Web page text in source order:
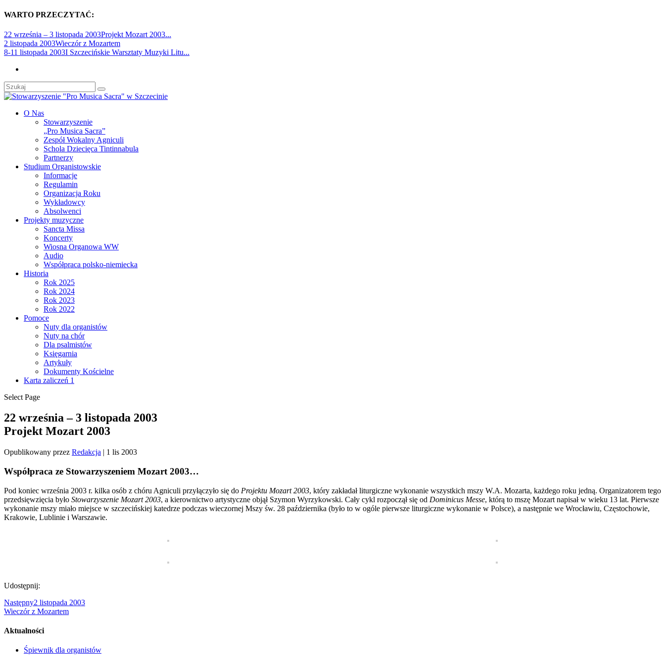
WARTO PRZECZYTAĆ:
22 września – 3 listopada 2003Projekt Mozart 2003...
2 listopada 2003Wieczór z Mozartem
8-11 listopada 2003I Szczecińskie Warsztaty Muzyki Litu...
O Nas
Stowarzyszenie
„Pro Musica Sacra”
Zespół Wokalny Agniculi
Schola Dziecięca Tintinnabula
Partnerzy
Studium Organistowskie
Informacje
Regulamin
Organizacja Roku
Wykładowcy
Absolwenci
Projekty muzyczne
Sancta Missa
Koncerty
Wiosna Organowa WW
Audio
Współpraca polsko-niemiecka
Historia
Rok 2025
Rok 2024
Rok 2023
Rok 2022
Pomoce
Nuty dla organistów
Nuty na chór
Dla psalmistów
Księgarnia
Artykuły
Dokumenty Kościelne
Karta zaliczeń 1
Select Page
22 września – 3 listopada 2003
Projekt Mozart 2003
Opublikowany przez Redakcja | 1 lis 2003
Współpraca ze Stowarzyszeniem Mozart 2003…
Pod koniec września 2003 r. kilka osób z chóru Agniculi przyłączyło się do Projektu Mozart 2003, który zakładał liturgiczne wykonanie wszystkich mszy W.A. Mozarta, każdego roku jedną. Organizatorem tego
przedsięwzięcia było Stowarzyszenie Mozart 2003, a kierownictwo artystyczne objął Szymon Wyrzykowski. Cały cykl rozpoczął się od Dominicus Messe, którą to mszę Mozart napisał w wieku 13 lat. Pierwsze
wykonanie mszy miało miejsce w szczecińskiej katedrze podczas wieczornej Mszy św. 28 października (było to w ogóle pierwsze liturgiczne wykonanie w Polsce), a następnie we Wrocławiu, Częstochowie,
Krakowie, Lublinie i Warszawie.
Udostępnij:
Następny2 listopada 2003
Wieczór z Mozartem
Aktualności
Śpiewnik dla organistów